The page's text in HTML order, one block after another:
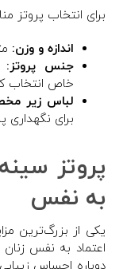
برای انتخاب پروتز
اندازه و وزن:
جنس پروتز:
خاص انتخاب
لباس زیر
برای نگهداری
پروتز
به نفس
یکی از بزرگ‌ترین
اعتماد به نفس